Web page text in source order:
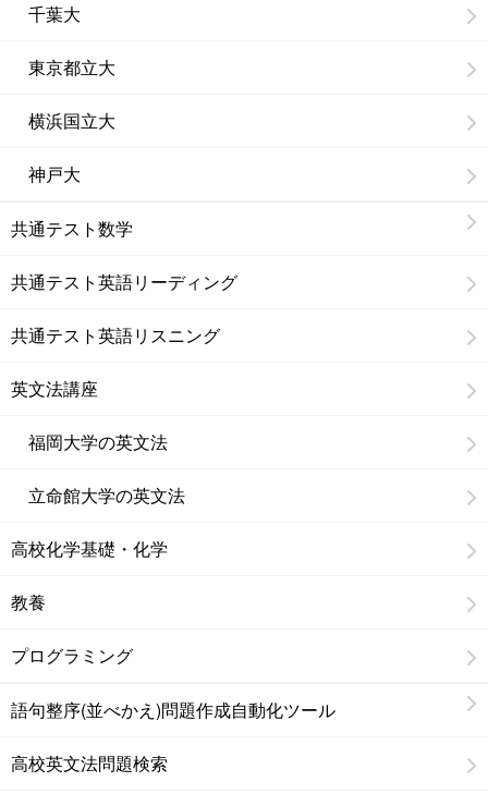
千葉大
東京都立大
横浜国立大
神戸大
共通テスト数学
共通テスト英語リーディング
共通テスト英語リスニング
英文法講座
福岡大学の英文法
立命館大学の英文法
高校化学基礎・化学
教養
プログラミング
語句整序(並べかえ)問題作成自動化ツール
高校英文法問題検索